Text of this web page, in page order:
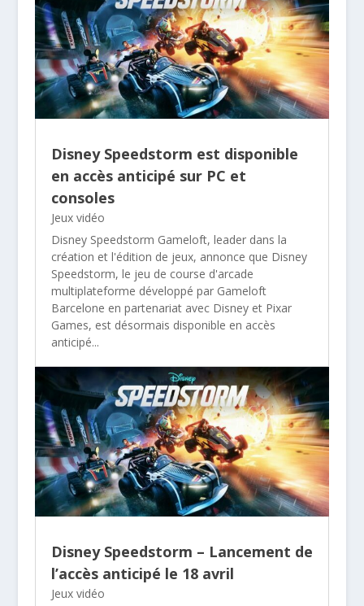
Disney Speedstorm est disponible
en accès anticipé sur PC et
consoles
Jeux vidéo
Disney Speedstorm Gameloft, leader dans la
création et l'édition de jeux, annonce que Disney
Speedstorm, le jeu de course d'arcade
multiplateforme développé par Gameloft
Barcelone en partenariat avec Disney et Pixar
Games, est désormais disponible en accès
anticipé...
Disney Speedstorm – Lancement de
l’accès anticipé le 18 avril
Jeux vidéo